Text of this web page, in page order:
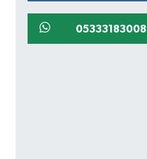
05333183008